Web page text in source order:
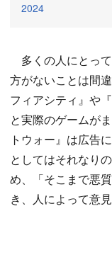
2024
多くの人にとっ
方がないことは間
フィアシティ』や
と実際のゲームが
トウォー』は広告
としてはそれなり
め、「そこまで悪
き、人によって意